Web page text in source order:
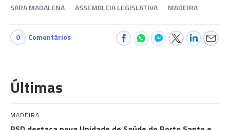
SARA MADALENA ASSEMBLEIA LEGISLATIVA MADEIRA
0 Comentários
Últimas
MADEIRA